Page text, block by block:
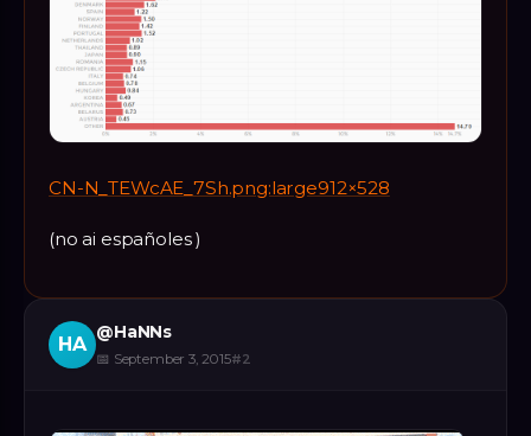
CN-N_TEWcAE_7Sh.png:large912×528
(no ai españoles )
HA
@HaNNs
📅 September 3, 2015#2